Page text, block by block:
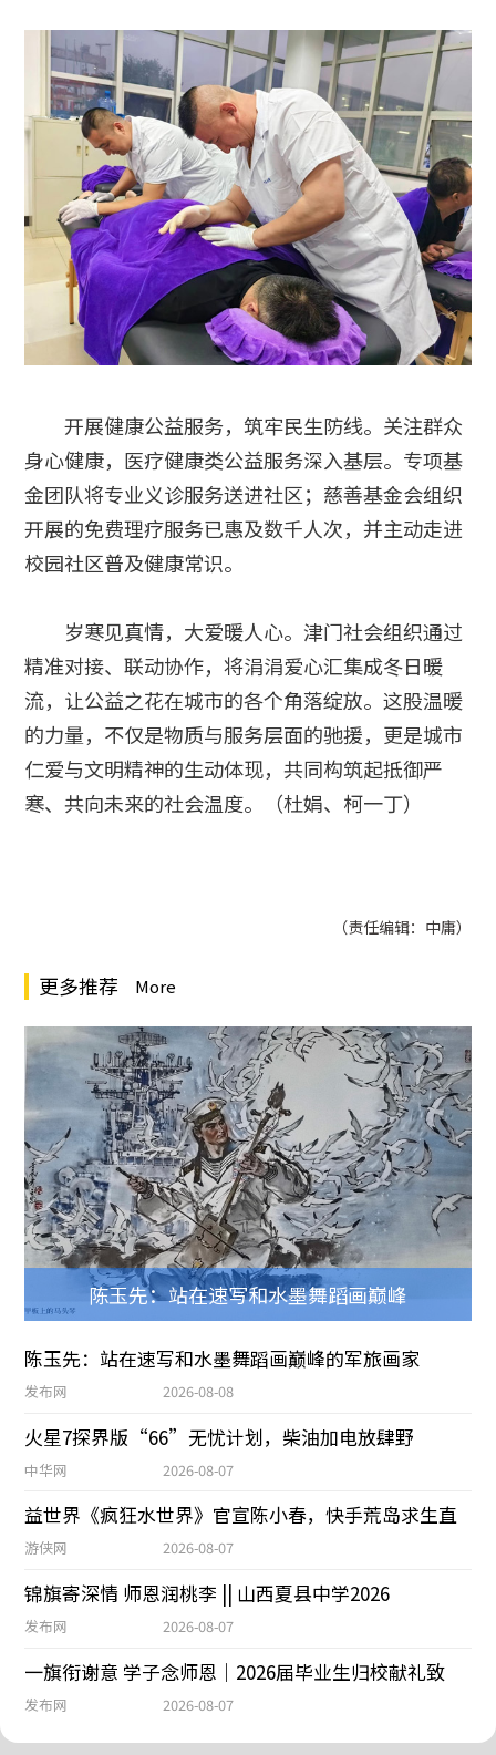
开展健康公益服务，筑牢民生防线。关注群众
身心健康，医疗健康类公益服务深入基层。专项基
金团队将专业义诊服务送进社区；慈善基金会组织
开展的免费理疗服务已惠及数千人次，并主动走进
校园社区普及健康常识。
岁寒见真情，大爱暖人心。津门社会组织通过
精准对接、联动协作，将涓涓爱心汇集成冬日暖
流，让公益之花在城市的各个角落绽放。这股温暖
的力量，不仅是物质与服务层面的驰援，更是城市
仁爱与文明精神的生动体现，共同构筑起抵御严
寒、共向未来的社会温度。（杜娟、柯一丁）
（责任编辑：中庸）
更多推荐 More
陈玉先：站在速写和水墨舞蹈画巅峰
陈玉先：站在速写和水墨舞蹈画巅峰的军旅画家
发布网 2026-08-08
火星7探界版“66”无忧计划，柴油加电放肆野
中华网 2026-08-07
益世界《疯狂水世界》官宣陈小春，快手荒岛求生直
游侠网 2026-08-07
锦旗寄深情 师恩润桃李 || 山西夏县中学2026
发布网 2026-08-07
一旗衔谢意 学子念师恩｜2026届毕业生归校献礼致
发布网 2026-08-07